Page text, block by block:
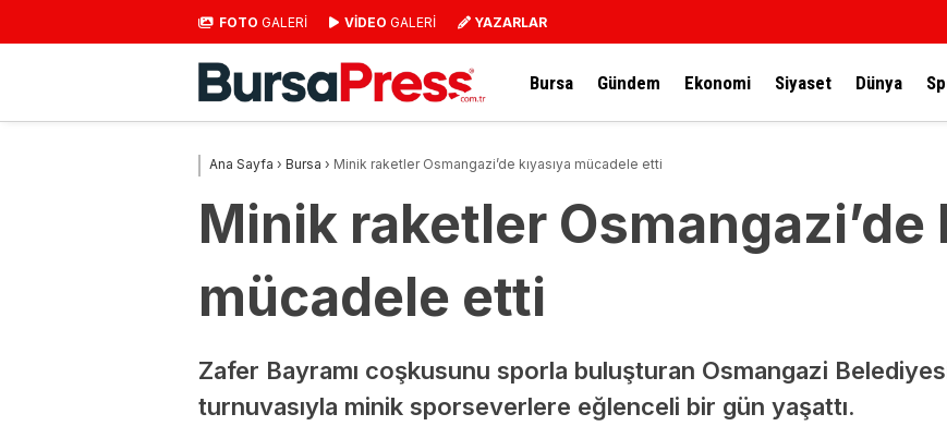
FOTO GALERİ VİDEO GALERİ YAZARLAR
Bursa Gündem Ekonomi Siyaset Dünya
Ana Sayfa › Bursa › Minik raketler Osmangazi’de kıyasıya mücadele etti
Minik raketler Osmangazi’de
mücadele etti
Zafer Bayramı coşkusunu sporla buluşturan Osmangazi
turnuvasıyla minik sporseverlere eğlenceli bir gün yaşattı.